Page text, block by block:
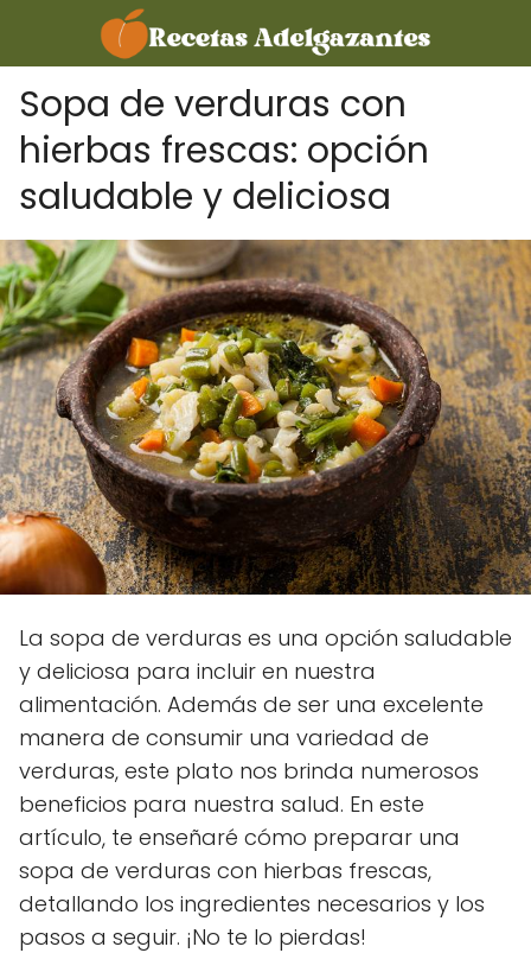
Sopa de verduras con
hierbas frescas: opción
saludable y deliciosa
La sopa de verduras es una opción saludable
y deliciosa para incluir en nuestra
alimentación. Además de ser una excelente
manera de consumir una variedad de
verduras, este plato nos brinda numerosos
beneficios para nuestra salud. En este
artículo, te enseñaré cómo preparar una
sopa de verduras con hierbas frescas,
detallando los ingredientes necesarios y los
pasos a seguir. ¡No te lo pierdas!